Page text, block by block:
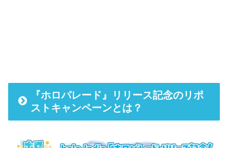
『ホロパレード』リリース記念のリポ
ストキャンペーンとは？